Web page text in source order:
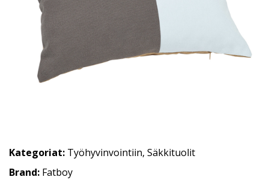
Kategoriat: Työhyvinvointiin, Säkkituolit
Brand: Fatboy